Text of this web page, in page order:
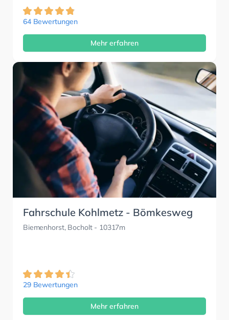
64 Bewertungen
Mehr erfahren
Fahrschule Kohlmetz - Bömkesweg
Biemenhorst, Bocholt- 10317m
29 Bewertungen
Mehr erfahren